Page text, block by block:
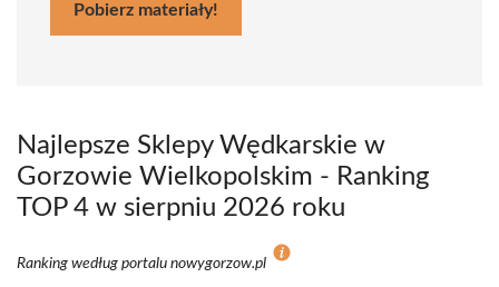
Pobierz materiały!
Najlepsze Sklepy Wędkarskie w
Gorzowie Wielkopolskim - Ranking
TOP 4 w sierpniu 2026 roku
Ranking według portalu nowygorzow.pl